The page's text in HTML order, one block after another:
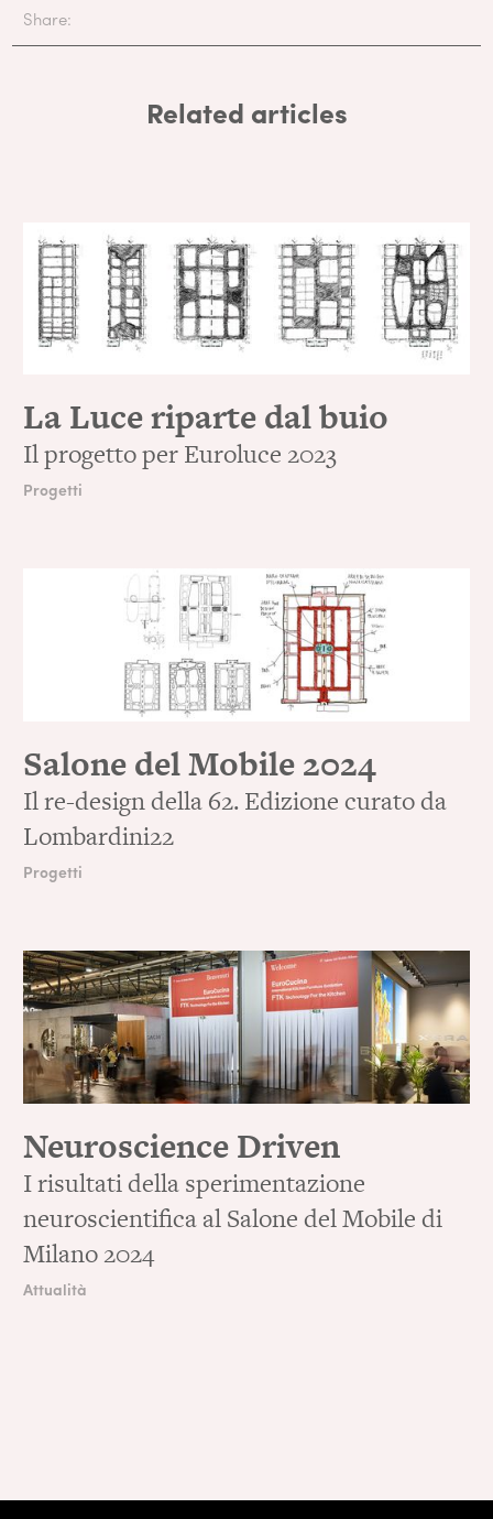
Share:
Related articles
La Luce riparte dal buio
Il progetto per Euroluce 2023
Progetti
Salone del Mobile 2024
Il re-design della 62. Edizione curato da
Lombardini22
Progetti
Neuroscience Driven
I risultati della sperimentazione
neuroscientifica al Salone del Mobile di
Milano 2024
Attualità